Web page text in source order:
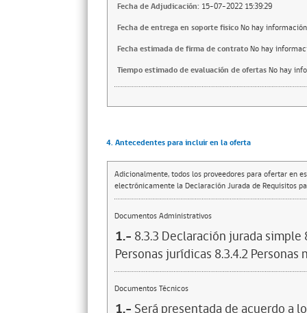
Fecha de Adjudicación: 15-07-2022 15:39:29
Fecha de entrega en soporte fisicoNo hay información
Fecha estimada de firma de contratoNo hay
Tiempo estimado de evaluación de ofertasNo hay
4. Antecedentes para incluir en la oferta
Adicionalmente, todos los proveedores para ofertar en
electrónicamente la Declaración Jurada de Requisitos
Documentos Administrativos
1.- 8.3.3 Declaración jurada
Personas jurídicas 8.3.4.2
Documentos Técnicos
1.- Será presentada de acuerdo a